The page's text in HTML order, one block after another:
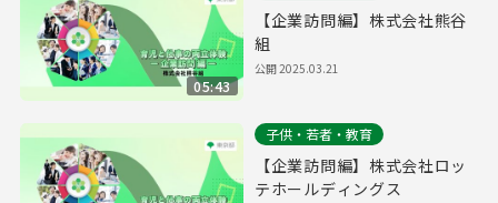
05:43
【企業訪問編】株式会社熊谷
組
公開2025.03.21
子供・若者・教育
【企業訪問編】株式会社ロッ
テホールディングス